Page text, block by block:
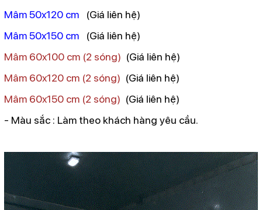
Mâm 50x120 cm
(Giá liên hệ)
Mâm 50x150 cm(Giá liên hệ)
Mâm 60x100 cm (2 sóng) (Giá liên hệ)
Mâm 60x120 cm (2 sóng) (Giá liên hệ)
Mâm 60x150 cm (2 sóng) (Giá liên hệ)
- Màu sắc : Làm theo khách hàng yêu cầu.